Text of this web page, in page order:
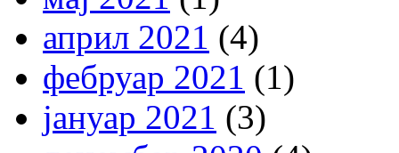
април 2021 (4)
фебруар 2021 (1)
јануар 2021 (3)